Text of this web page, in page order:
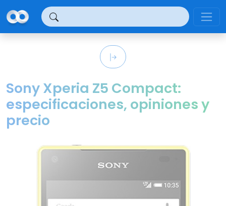
Sony Xperia Z5 Compact:
especificaciones, opiniones y
precio
Panel de gestión de cookies